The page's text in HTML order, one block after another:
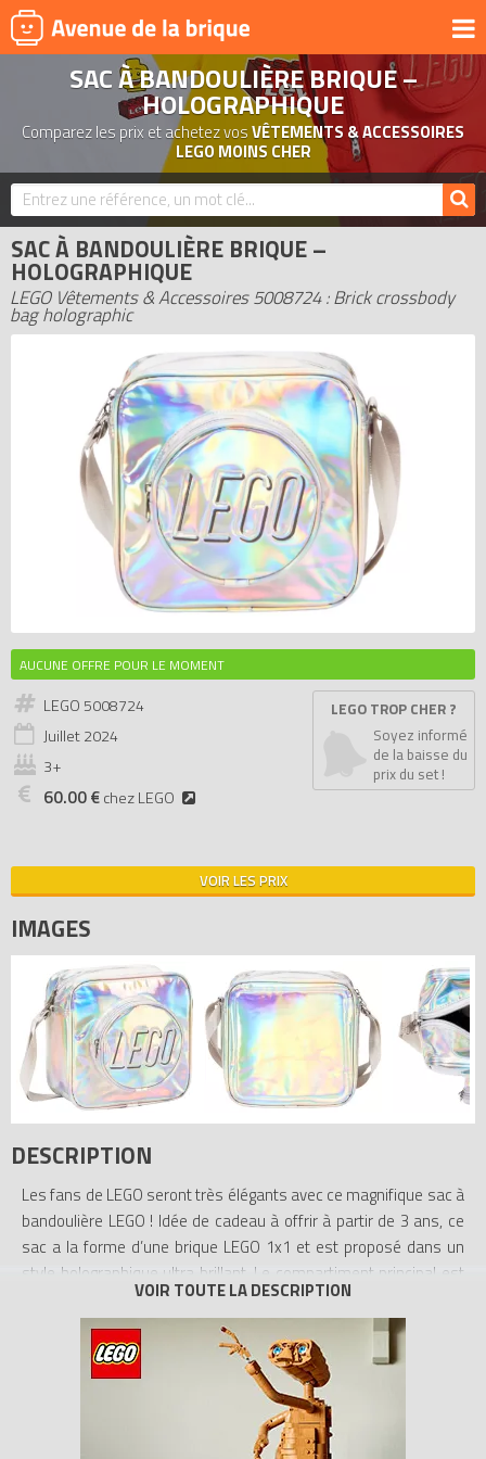
UNIVERS
PRODUITS DÉRIVÉS
NOUVEAUTÉS
LEGO 2026
BONS PLANS
ASSOCIATIONS DE FANS
EXPOSITIONS LEGO
LEGO LES PLUS CHERS
DERNIERS LEGO AJOUTÉS
SAC À BANDOULIÈRE BRIQUE –
HOLOGRAPHIQUE
Comparez les prix et achetez vosVÊTEMENTS & ACCESSOIRES
LEGO MOINS CHER
SAC À BANDOULIÈRE BRIQUE –
HOLOGRAPHIQUE
LEGO Vêtements & Accessoires 5008724 : Brick crossbody
bag holographic
AUCUNE OFFRE POUR LE MOMENT
LEGO 5008724
Juillet2024
3+
60.00 €chez LEGO
LEGO TROP CHER ?
Soyez informé
de la baisse du
prix du set !
VOIR LES PRIX
IMAGES
DESCRIPTION
Les fans de LEGO seront très élégants avec ce magnifique sac à
bandoulière LEGO ! Idée de cadeau à offrir à partir de 3 ans, ce
sac a la forme d’une brique LEGO 1x1 et est proposé dans un
style holographique ultra brillant. Le compartiment principal est
fermé par un zip YKK argenté et offre un généreux espace dans
lequel les enfants glisseront leurs effets indispensables. Sur le
devant se trouve une poche en forme de tenon, également
zippée. La bandoulière réglable de ce sac a une longueur
maximale de 66 cm. Les enfants peuvent ainsi le porter
confortablement et le garder tout près d’eux.